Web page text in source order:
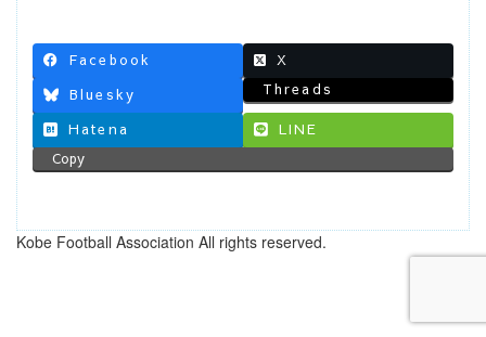
Facebook
X
Bluesky
Threads
Hatena
LINE
Copy
Kobe Football Association All rights reserved.